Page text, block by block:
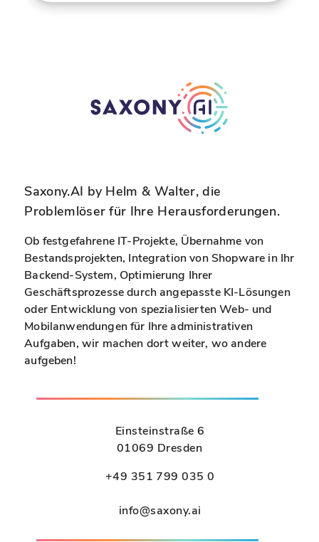
Saxony.AI by Helm & Walter, die
Problemlöser für Ihre Herausforderungen.
Ob festgefahrene IT-Projekte, Übernahme von
Bestandsprojekten, Integration von Shopware in Ihr
Backend-System, Optimierung Ihrer
Geschäftsprozesse durch angepasste KI-Lösungen
oder Entwicklung von spezialisierten Web- und
Mobilanwendungen für Ihre administrativen
Aufgaben, wir machen dort weiter, wo andere
aufgeben!
Einsteinstraße 6
01069 Dresden
+49 351 799 035 0
info@saxony.ai